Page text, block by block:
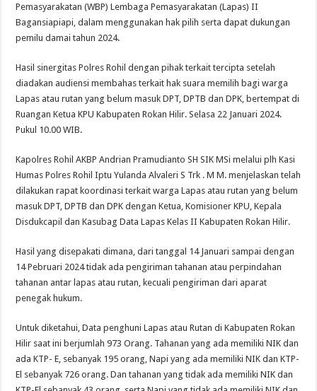
WBP
Lapas
II
Bagansiapiapi
dan
Dukung
Pemilu
2024
Pemasyarakatan (WBP) Lembaga Pemasyarakatan (Lapas) II
Bagansiapiapi, dalam menggunakan hak pilih serta dapat dukungan
pemilu damai tahun 2024.
Hasil sinergitas Polres Rohil dengan pihak terkait tercipta setelah
diadakan audiensi membahas terkait hak suara memilih bagi warga
Lapas atau rutan yang belum masuk DPT, DPTB dan DPK, bertempat di
Ruangan Ketua KPU Kabupaten Rokan Hilir. Selasa 22 Januari 2024.
Pukul 10.00 WIB.
Kapolres Rohil AKBP Andrian Pramudianto SH SIK MSi melalui plh Kasi
Humas Polres Rohil Iptu Yulanda Alvaleri S Trk . M M. menjelaskan telah
dilakukan rapat koordinasi terkait warga Lapas atau rutan yang belum
masuk DPT, DPTB dan DPK dengan Ketua, Komisioner KPU, Kepala
Disdukcapil dan Kasubag Data Lapas Kelas II Kabupaten Rokan Hilir.
Hasil yang disepakati dimana, dari tanggal 14 Januari sampai dengan
14 Pebruari 2024 tidak ada pengiriman tahanan atau perpindahan
tahanan antar lapas atau rutan, kecuali pengiriman dari aparat
penegak hukum.
Untuk diketahui, Data penghuni Lapas atau Rutan di Kabupaten Rokan
Hilir saat ini berjumlah 973 Orang. Tahanan yang ada memiliki NIK dan
ada KTP- E, sebanyak 195 orang, Napi yang ada memiliki NIK dan KTP-
El sebanyak 726 orang. Dan tahanan yang tidak ada memiliki NIK dan